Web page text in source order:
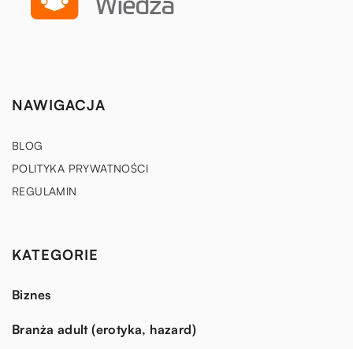
NAWIGACJA
BLOG
POLITYKA PRYWATNOŚCI
REGULAMIN
KATEGORIE
Biznes
Branża adult (erotyka, hazard)